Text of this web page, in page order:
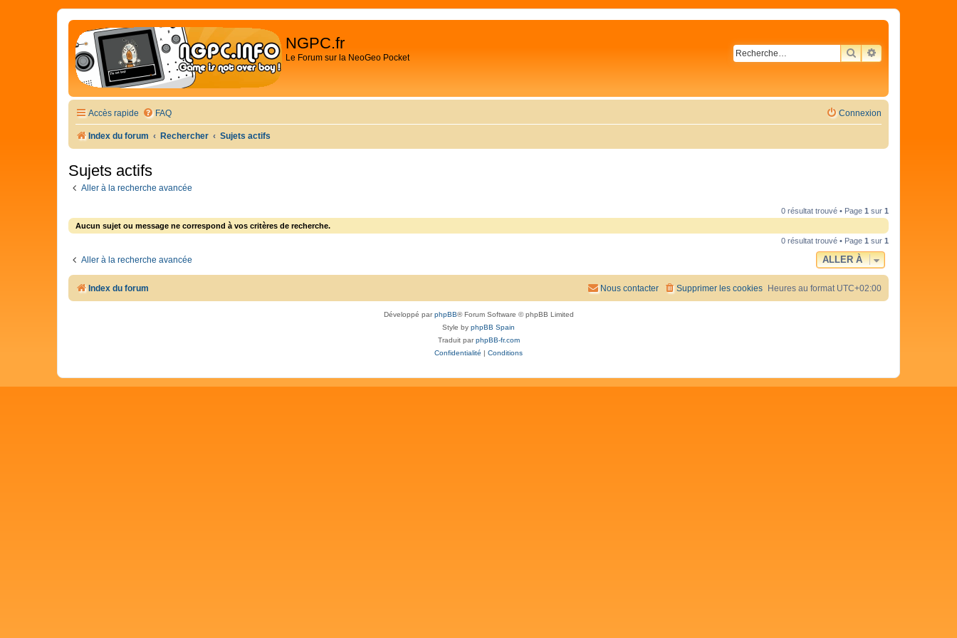
NGPC.fr
Le Forum sur la NeoGeo Pocket RECHERCHER
RECHERCHE
Accès rapide FAQ Connexion
Index du forum Rechercher Sujets actifs
Sujets actifs
Aller à la recherche avancée
0 résultat trouvé • Page 1 sur 1
Aucun sujet ou message ne correspond à vos critères de recherche.
0 résultat trouvé • Page 1 sur 1
Aller à la recherche avancée ALLER À
Index du forum Heures au format UTC+02:00
Supprimer les cookies
Nous contacter
Développé parphpBB® Forum Software © phpBB Limited
Style by phpBB Spain
Traduit parphpBB-fr.com
Confidentialité | Conditions